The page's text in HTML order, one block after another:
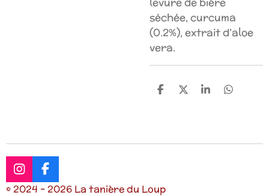
séchée, curcuma
(0.2%), extrait d’aloe
vera.
P
g
P
g
P
g
P
g
I
n
F
a
© 2024 - 2026 La tanière du Loup